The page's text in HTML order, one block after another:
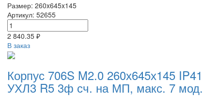
Размер: 260x645x145
Артикул: 52655
2 840.35 ₽
В заказ
Корпус 706S M2.0 260х645х145 IP41
УХЛ3 R5 3ф сч. на МП, макс. 7 мод.